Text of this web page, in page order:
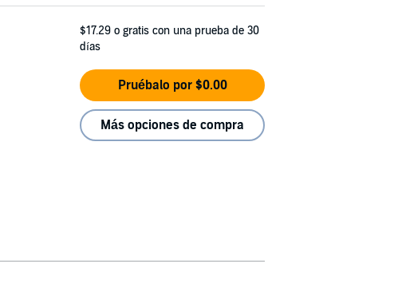
$17.29 o gratis con una prueba de 30
días
Pruébalo por $0.00
Más opciones de compra